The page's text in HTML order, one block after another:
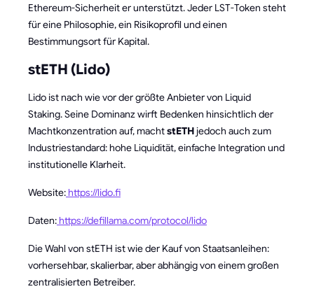
Ethereum-Sicherheit er unterstützt. Jeder LST-Token steht
für eine Philosophie, ein Risikoprofil und einen
Bestimmungsort für Kapital.
stETH (Lido)
Lido ist nach wie vor der größte Anbieter von Liquid
Staking. Seine Dominanz wirft Bedenken hinsichtlich der
Machtkonzentration auf, machtstETHjedoch auch zum
Industriestandard: hohe Liquidität, einfache Integration und
institutionelle Klarheit.
Website:https://lido.fi
Daten:https://defillama.com/protocol/lido
Die Wahl von stETH ist wie der Kauf von Staatsanleihen:
vorhersehbar, skalierbar, aber abhängig von einem großen
zentralisierten Betreiber.